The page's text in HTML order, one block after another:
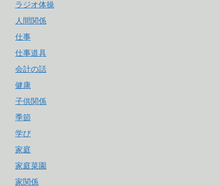
ラジオ体操
人間関係
仕事
仕事道具
会計の話
健康
子供関係
季節
学び
家庭
家庭菜園
家関係